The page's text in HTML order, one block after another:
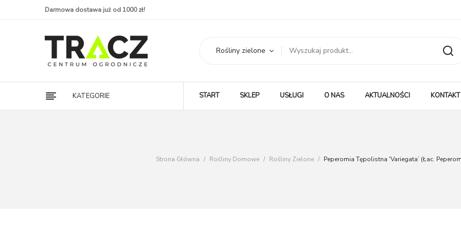
Darmowa dostawa już od 1000 zł!
Rośliny zielone
KATEGORIE START SKLEP USŁUGI O NAS AKTUALNOŚCI KONTAKT
Strona Główna / Rośliny Domowe / Rośliny Zielone / Peperomia Tępolistna 'Variegata’ (łac.